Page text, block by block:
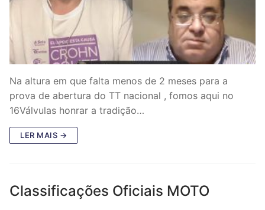
Na altura em que falta menos de 2 meses para a
prova de abertura do TT nacional , fomos aqui no
16Válvulas honrar a tradição…
LER MAIS →
Classificações Oficiais MOTO